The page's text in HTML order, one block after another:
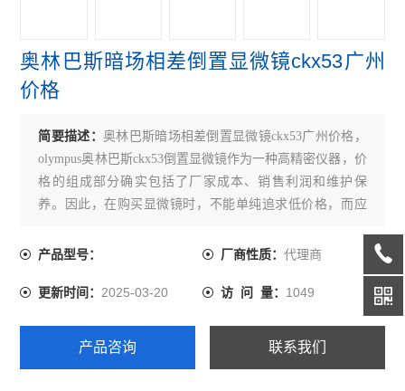
奥林巴斯BX51荧光显微镜
奥林巴斯CKX31倒置显微镜
奥林巴斯CKX41倒置显微镜
Leica徕卡S9 E体视显微镜
尼康SMZ1270体视显微镜
奥林巴斯GX53倒置显微镜
奥林巴斯CX22生物显微镜
奥林巴斯暗场相差倒置显微镜ckx53广州
价格
简要描述： 奥林巴斯暗场相差倒置显微镜ckx53广州价格，
olympus奥林巴斯ckx53倒置显微镜作为一种高精密仪器，价
格的组成部分确实包括了厂家成本、销售利润和维护保
养。因此，在购买显微镜时，不能单纯追求低价格，而应
产品型号： 厂商性质： 代理商
更新时间：2025-03-20 访 问 量： 1049
产品咨询 联系我们